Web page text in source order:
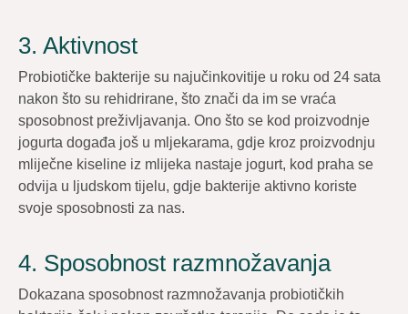
3. Aktivnost
Probiotičke bakterije su najučinkovitije u roku od 24 sata
nakon što su rehidrirane, što znači da im se vraća
sposobnost preživljavanja. Ono što se kod proizvodnje
jogurta događa još u mljekarama, gdje kroz proizvodnju
mliječne kiseline iz mlijeka nastaje jogurt, kod praha se
odvija u ljudskom tijelu, gdje bakterije aktivno koriste
svoje sposobnosti za nas.
4. Sposobnost razmnožavanja
Dokazana sposobnost razmnožavanja probiotičkih